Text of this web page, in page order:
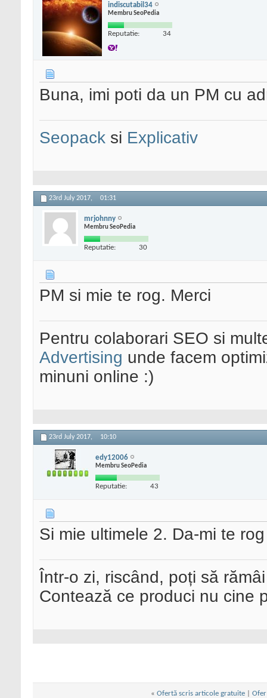
indiscutabil34
Membru SeoPedia
Reputatie: 34
Buna, imi poti da un PM cu
Seopack si Explicativ
23rd July 2017, 01:31
mrjohnny
Membru SeoPedia
Reputatie: 30
PM si mie te rog. Merci
Pentru colaborari SEO si
Advertising unde facem
minuni online :)
23rd July 2017, 10:10
edy12006
Membru SeoPedia
Reputatie: 43
Si mie ultimele 2. Da-mi te
Într-o zi, riscând, poți să
Contează ce produci nu cine
« Ofertă scris articole gratuite|